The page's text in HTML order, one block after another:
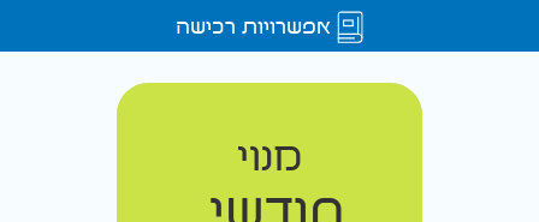
אפשרויות רכישה
מנוי
חודשי